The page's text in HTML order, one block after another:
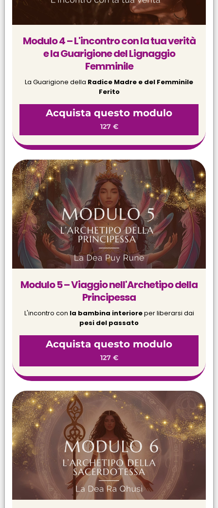
Modulo 4 – L'incontro con la tua verità
e la Guarigione del Lignaggio
Femminile
La Guarigione della Radice Madre e del Femminile
Ferito
Acquista questo modulo
127 €
Modulo 5 – Viaggio nell'Archetipo della
Principessa
L'incontro con la bambina interioreper liberarsi dai
pesi del passato
Acquista questo modulo
127 €